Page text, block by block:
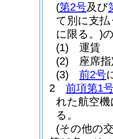
(第2号及び
て別に支
に限る。)
(1)
運賃
(2)
座席
(3)
前2号
2
前項第1
れた航空
る。
(その他の